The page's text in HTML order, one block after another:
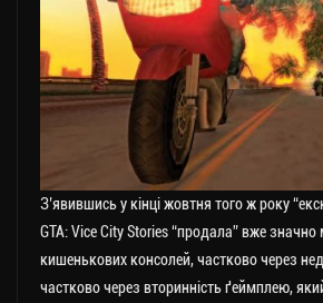
З’явившись у кінці жовтня того ж року
GTA: Vice City Stories “продала” вже значно
кишенькових консолей, частково через
частково через вторинність ґеймплею,